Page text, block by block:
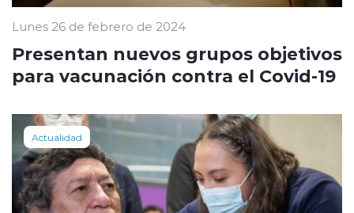
Lunes 26 de febrero de 2024
Presentan nuevos grupos objetivos
para vacunación contra el Covid-19
Actualidad